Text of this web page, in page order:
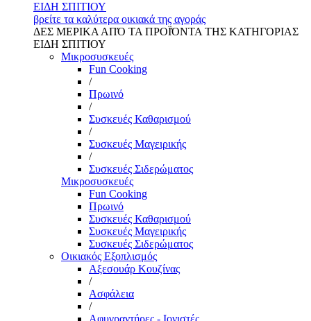
ΕΙΔΗ ΣΠΙΤΙΟΥ
βρείτε τα καλύτερα οικιακά της αγοράς
ΔΕΣ ΜΕΡΙΚΑ ΑΠΌ ΤΑ ΠΡΟΪΌΝΤΑ ΤΗΣ ΚΑΤΗΓΟΡΙΑΣ
ΕΙΔΗ ΣΠΙΤΙΟΥ
Μικροσυσκευές
Fun Cooking
/
Πρωινό
/
Συσκευές Καθαρισμού
/
Συσκευές Μαγειρικής
/
Συσκευές Σιδερώματος
Μικροσυσκευές
Fun Cooking
Πρωινό
Συσκευές Καθαρισμού
Συσκευές Μαγειρικής
Συσκευές Σιδερώματος
Οικιακός Εξοπλισμός
Αξεσουάρ Κουζίνας
/
Ασφάλεια
/
Αφυγραντήρες - Ιονιστές